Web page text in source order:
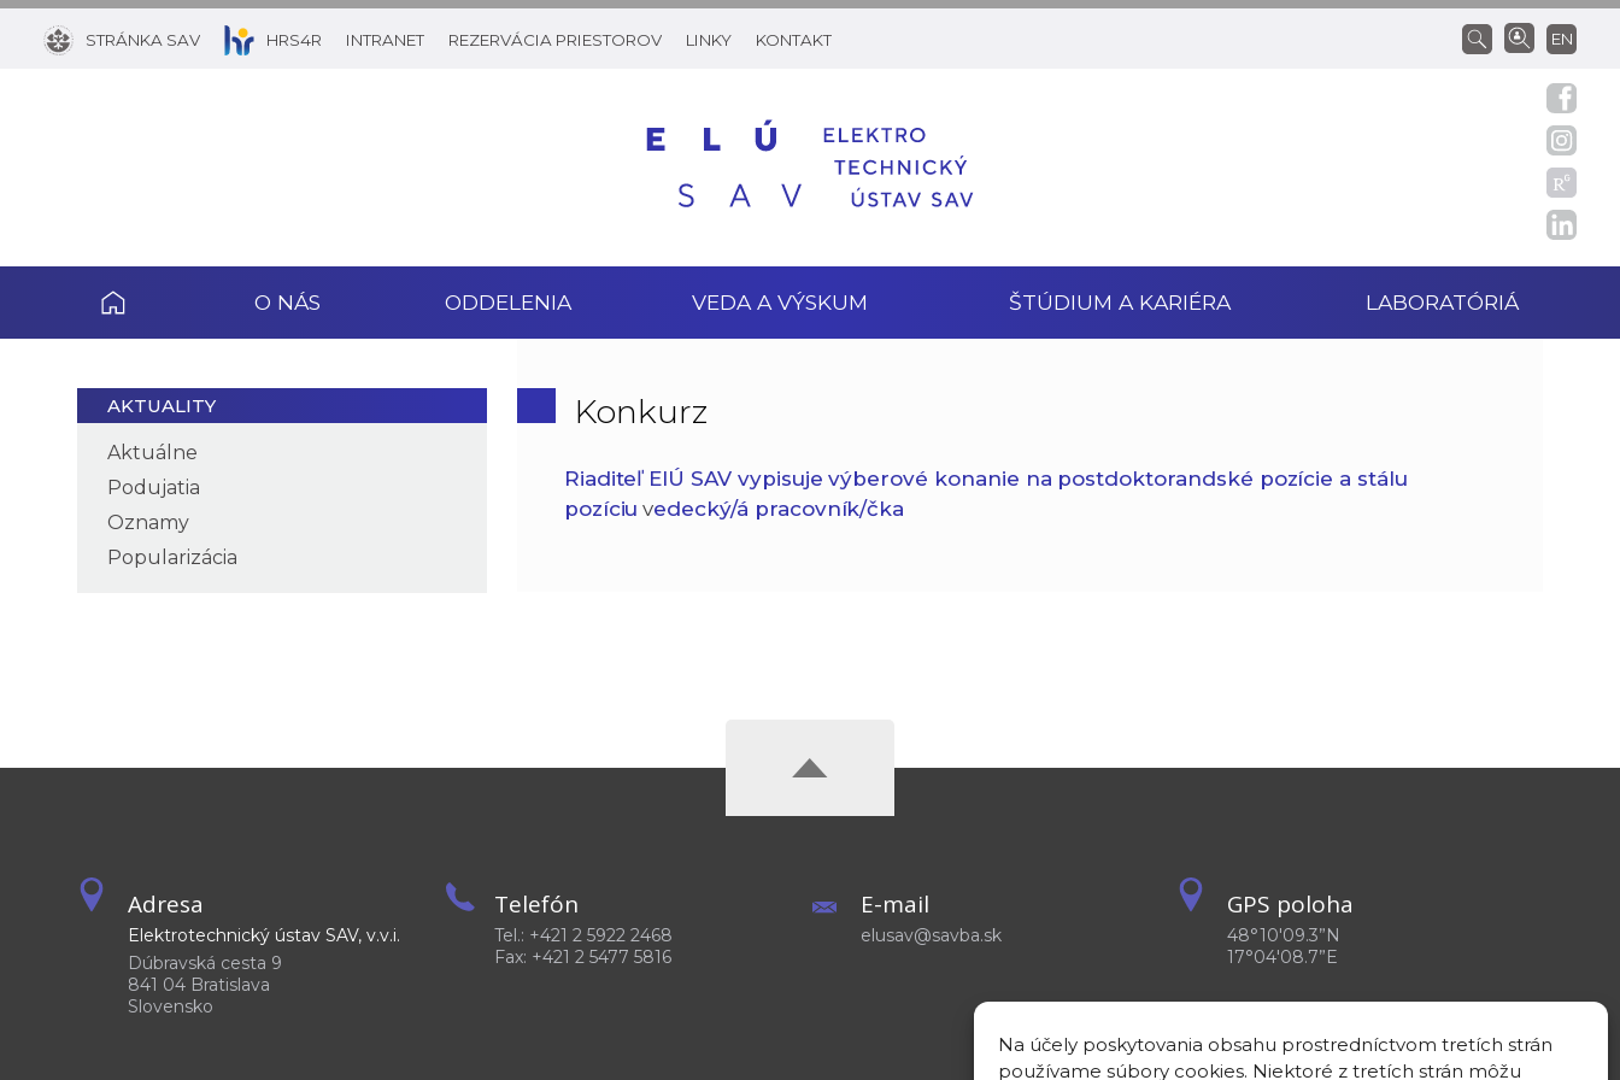
Na účely poskytovania obsahu prostredníctvom tretích strán
používame súbory cookies. Niektoré z tretích strán môžu
STRÁNKA SAV HRS4R INTRANET REZERVÁCIA PRIESTOROV LINKY KONTAKT EN
O NÁS ODDELENIA VEDA A VÝSKUM ŠTÚDIUM A KARIÉRA LABORATÓRIÁ
AKTUALITY
Aktuálne
Podujatia
Oznamy
Popularizácia
Konkurz
Riaditeľ ElÚ SAV vypisuje výberové konanie na postdoktorandské pozície a stálu
pozíciu vedecký/á pracovník/čka
Adresa
Elektrotechnický ústav SAV, v.v.i.
Dúbravská cesta 9
841 04 Bratislava
Slovensko
Telefón
Tel.: +421 2 5922 2468
Fax: +421 2 5477 5816
E-mail
elusav@savba.sk
GPS poloha
48°10'09.3”N
17°04'08.7”E